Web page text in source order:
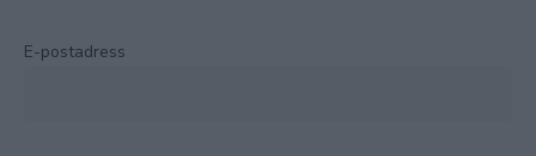
E-postadress